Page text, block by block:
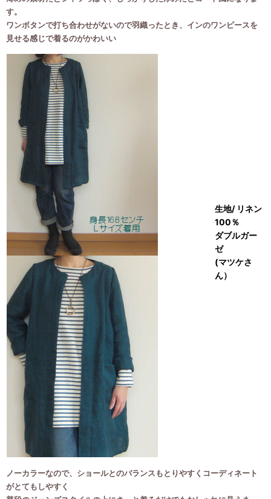
す。
ワンボタンで打ち合わせがないので羽織ったとき、インのワンピースを
見せる感じで着るのがかわいい
生地/ リネン
100％
ダブルガー
ゼ
(マツケさ
ん）
ノーカラーなので、ショールとのバランスもとりやすくコーディネート
がとてもしやすく